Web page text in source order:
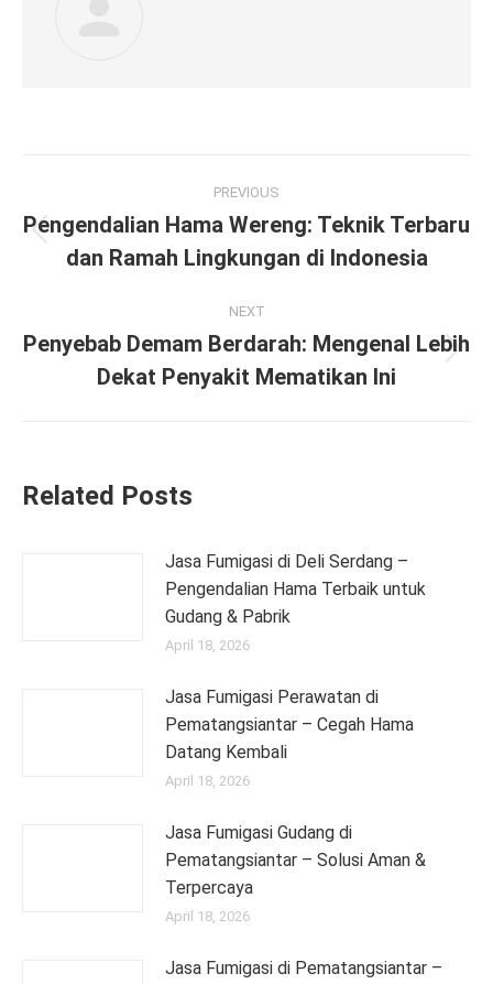
navigation
PREVIOUS
Previous
post:
Pengendalian Hama Wereng: Teknik Terbaru
dan Ramah Lingkungan di Indonesia
NEXT
post:
Penyebab Demam Berdarah: Mengenal Lebih
Dekat Penyakit Mematikan Ini
Related Posts
Jasa Fumigasi di Deli Serdang –
Pengendalian Hama Terbaik untuk
Gudang & Pabrik
April 18, 2026
Jasa Fumigasi Perawatan di
Pematangsiantar – Cegah Hama
Datang Kembali
April 18, 2026
Jasa Fumigasi Gudang di
Pematangsiantar – Solusi Aman &
Terpercaya
April 18, 2026
Jasa Fumigasi di Pematangsiantar –